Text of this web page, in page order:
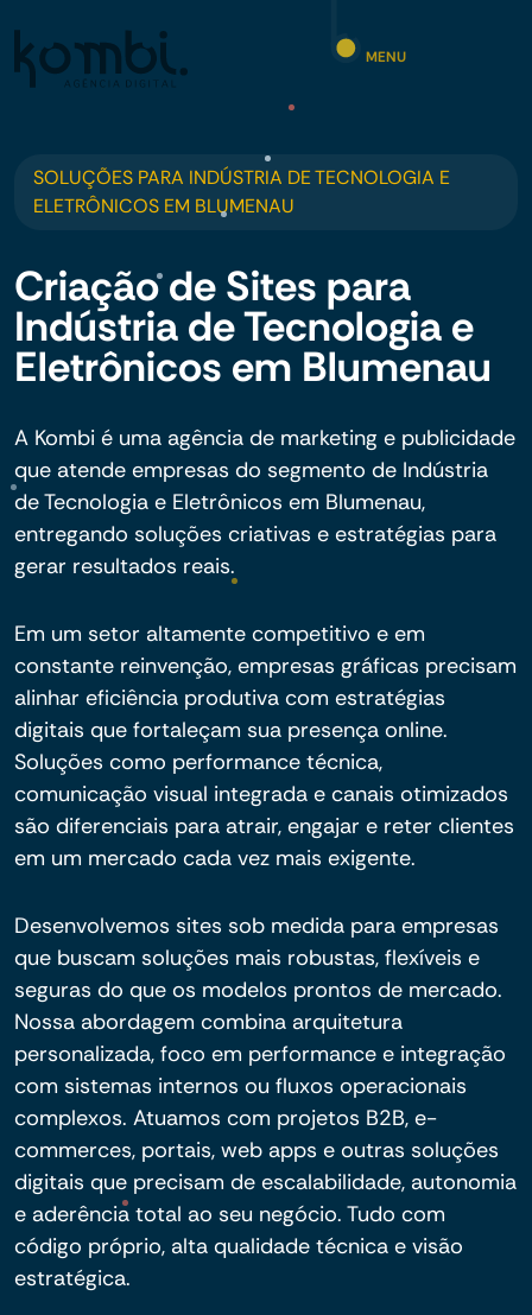
MENU
SOLUÇÕES PARA INDÚSTRIA DE TECNOLOGIA E
ELETRÔNICOS EM BLUMENAU
Criação de Sites para
Indústria de Tecnologia e
Eletrônicos em Blumenau
A Kombi é uma agência de marketing e publicidade
que atende empresas do segmento de Indústria
de Tecnologia e Eletrônicos em Blumenau,
entregando soluções criativas e estratégias para
gerar resultados reais.
Em um setor altamente competitivo e em
constante reinvenção, empresas gráficas precisam
alinhar eficiência produtiva com estratégias
digitais que fortaleçam sua presença online.
Soluções como performance técnica,
comunicação visual integrada e canais otimizados
são diferenciais para atrair, engajar e reter clientes
em um mercado cada vez mais exigente.
Desenvolvemos sites sob medida para empresas
que buscam soluções mais robustas, flexíveis e
seguras do que os modelos prontos de mercado.
Nossa abordagem combina arquitetura
personalizada, foco em performance e integração
com sistemas internos ou fluxos operacionais
complexos. Atuamos com projetos B2B, e-
commerces, portais, web apps e outras soluções
digitais que precisam de escalabilidade, autonomia
e aderência total ao seu negócio. Tudo com
código próprio, alta qualidade técnica e visão
estratégica.